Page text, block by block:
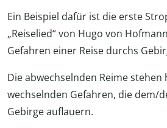
Ein Beispiel dafür ist die erste
„Reiselied“ von Hugo von
Gefahren einer Reise durchs
Die abwechselnden Reime
wechselnden Gefahren, die dem/
Gebirge auflauern.